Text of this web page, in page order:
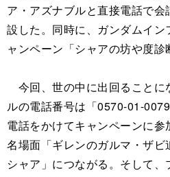
ア・アズナブルと直接電話で
設した。同時に、ガンダムイン
ャンペーン「シャアの坊や度診
今回、世の中に出回ることに
ルの電話番号は「0570-01-
電話をかけてキャンペーンに
名場面「ギレンのガルマ・ザビ
シャア」につながる。そして